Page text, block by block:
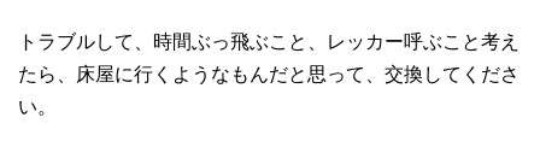
トラブルして、時間ぶっ飛ぶこと、レッカー呼ぶこと考え
たら、床屋に行くようなもんだと思って、交換してくださ
い。